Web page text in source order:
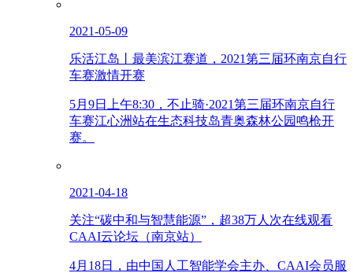
2021-05-09
乐活江岛丨最美滨江赛道，2021第三届环南京自行
车赛激情开赛
5月9日上午8:30，不止骑·2021第三届环南京自行
车赛江心洲站在生态科技岛青奥森林公园鸣枪开
赛。
2021-04-18
关注“碳中和与智慧能源”，超38万人次在线观看
CAAI云论坛（南京站）
4月18日，由中国人工智能学会主办、CAAI会员服